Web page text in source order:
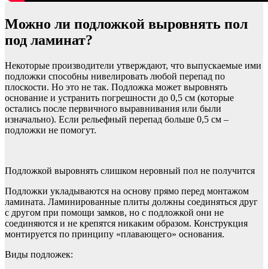
Можно ли подложкой выровнять пол
под ламинат?
Некоторые производители утверждают, что выпускаемые ими
подложки способны нивелировать любой перепад по
плоскости. Но это не так. Подложка может выровнять
основание и устранить погрешности до 0,5 см (которые
остались после первичного выравнивания или были
изначально). Если рельефный перепад больше 0,5 см –
подложки не помогут.
Подложкой выровнять слишком неровный пол не получится
Подложки укладываются на основу прямо перед монтажом
ламината. Ламинированные плиты должны соединяться друг
с другом при помощи замков, но с подложкой они не
соединяются и не крепятся никаким образом. Конструкция
монтируется по принципу «плавающего» основания.
Виды подложек: